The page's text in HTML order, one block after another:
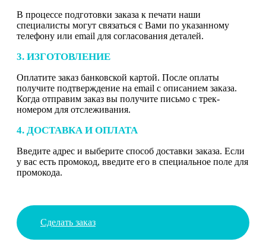
В процессе подготовки заказа к печати наши
специалисты могут связаться с Вами по указанному
телефону или email для согласования деталей.
3. ИЗГОТОВЛЕНИЕ
Оплатите заказ банковской картой. После оплаты
получите подтверждение на email с описанием заказа.
Когда отправим заказ вы получите письмо с трек-
номером для отслеживания.
4. ДОСТАВКА И ОПЛАТА
Введите адрес и выберите способ доставки заказа. Если
у вас есть промокод, введите его в специальное поле для
промокода.
Сделать заказ